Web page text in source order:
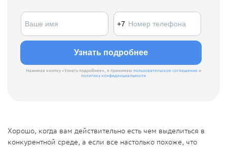
Нажимая кнопку «Узнать подробнее», я принимаю пользовательское соглашение и
политику конфиденциальности
Хорошо, когда вам действительно есть чем выделиться в
конкурентной среде, а если все настолько похоже, что